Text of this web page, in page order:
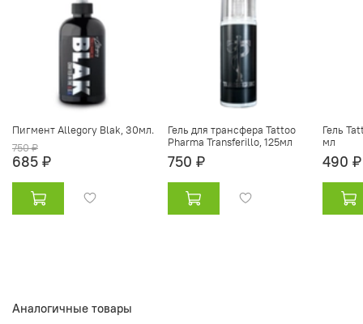
Пигмент Allegory Blak, 30мл.
750 ₽
685 ₽
Гель для трансфера Tattoo
Pharma Transferillo, 125мл
750 ₽
Гель
мл
490 ₽
Аналогичные товары